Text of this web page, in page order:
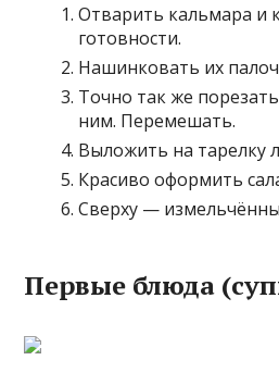
Отварить кальмара и
готовности.
Нашинковать их
Точно так же
ним. Перемешать.
Выложить на тарелку
Красиво оформить
Сверху —
Первые блюда